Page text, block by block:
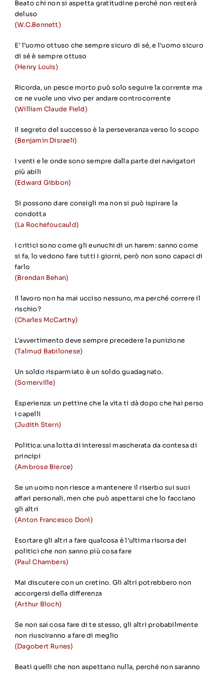
Beato chi non si aspetta gratitudine perché non resterà
deluso
(W.C.Bennett)
E’ l’uomo ottuso che sempre sicuro di sé, e l’uomo sicuro
di sé è sempre ottuso
(Henry Louis)
Ricorda, un pesce morto può solo seguire la corrente ma
ce ne vuole uno vivo per andare controcorrente
(William Claude Field)
Il segreto del successo è la perseveranza verso lo scopo
(Benjamin Disraeli)
I venti e le onde sono sempre dalla parte dei navigatori
più abili
(Edward Gibbon)
Si possono dare consigli ma non si può ispirare la
condotta
(La Rochefoucauld)
I critici sono come gli eunuchi di un harem: sanno come
si fa, lo vedono fare tutti i giorni, però non sono capaci di
farlo
(Brendan Behan)
Il lavoro non ha mai ucciso nessuno, ma perché correre il
rischio?
(Charles McCarthy)
L’avvertimento deve sempre precedere la punizione
(Talmud Babilonese)
Un soldo risparmiato è un soldo guadagnato.
(Somerville)
Esperienza: un pettine che la vita ti dà dopo che hai perso
i capelli
(Judith Stern)
Politica: una lotta di interessi mascherata da contesa di
principi
(Ambrose Bierce)
Se un uomo non riesce a mantenere il riserbo sui suoi
affari personali, men che può aspettarsi che lo facciano
gli altri
(Anton Francesco Donì)
Esortare gli altri a fare qualcosa è l’ultima risorsa dei
politici che non sanno più cosa fare
(Paul Chambers)
Mai discutere con un cretino. Gli altri potrebbero non
accorgersi della differenza
(Arthur Bloch)
Se non sai cosa fare di te stesso, gli altri probabilmente
non riusciranno a fare di meglio
(Dagobert Runes)
Beati quelli che non aspettano nulla, perché non saranno